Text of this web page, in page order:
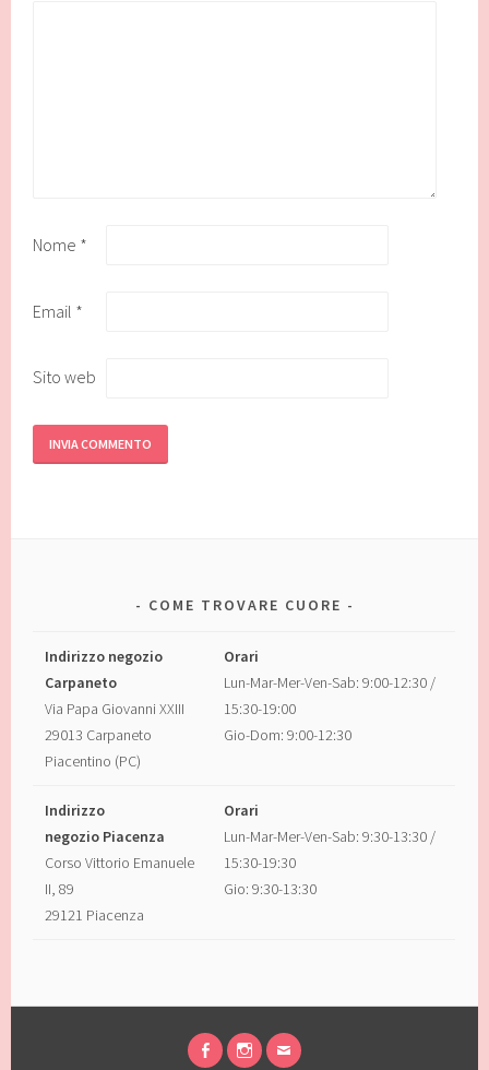
Nome *
Email *
Sito web
COME TROVARE CUORE
Indirizzo negozio
Carpaneto
Via Papa Giovanni XXIII
29013 Carpaneto
Piacentino (PC)
Orari
Lun-Mar-Mer-Ven-Sab: 9:00-12:30 /
15:30-19:00
Gio-Dom: 9:00-12:30
Indirizzo
negozio Piacenza
Corso Vittorio Emanuele
II, 89
29121 Piacenza
Orari
Lun-Mar-Mer-Ven-Sab: 9:30-13:30 /
15:30-19:30
Gio: 9:30-13:30